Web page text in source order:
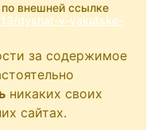
по внешней ссылке
dyshat-v-yakutske-
за содержимое
никаких своих
сайтах.